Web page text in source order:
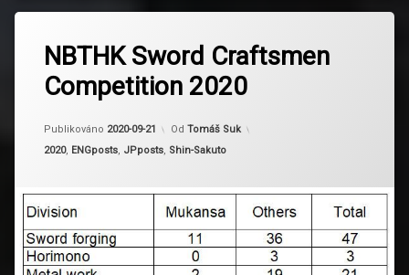
NBTHK Sword Craftsmen
Competition 2020
Publikováno 2020-09-21
Aktualizováno
Od Tomáš Suk
Kategorie:
2020, ENGposts, JPposts, Shin-Sakuto